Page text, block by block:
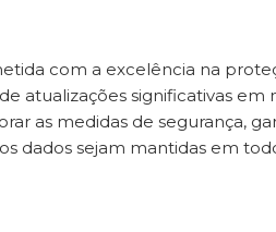
com a excelência na
atualizações significativas em
as medidas de segurança,
dados sejam mantidas em